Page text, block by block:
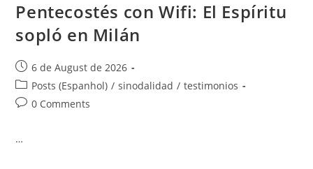
Pentecostés con Wifi: El Espíritu
sopló en Milán
6 de August de 2026
Posts (Espanhol) / sinodalidad / testimonios
0 Comments
…